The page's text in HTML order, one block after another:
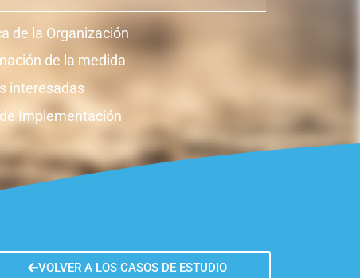
de la Organización
de la medida
interesadas
Implementación
aprendida
VOLVER A LOS CASOS DE ESTUDIO